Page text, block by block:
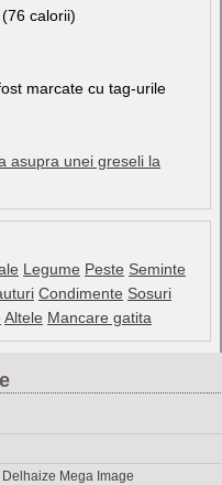
(76 calorii)
marcate cu tag-urile
asupra unei greseli la
Legume Peste Seminte
Condimente Sosuri
Altele Mancare gatita
Mega Image